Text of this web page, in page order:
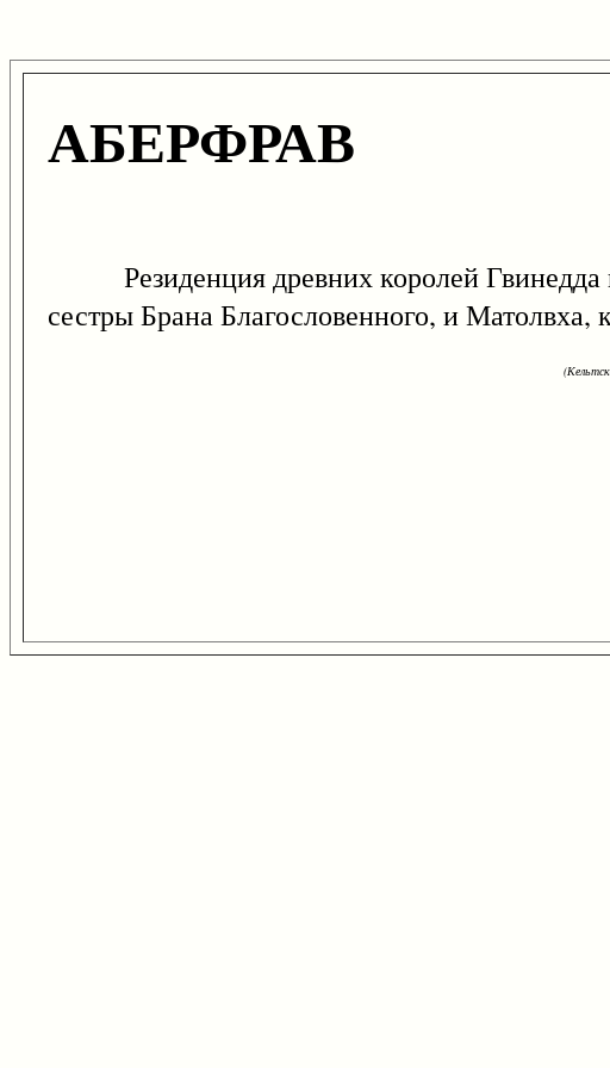
АБЕРФРАВ
Резиденция древних королей Гвинедда
сестры Брана Благословенного, и Матолвха,